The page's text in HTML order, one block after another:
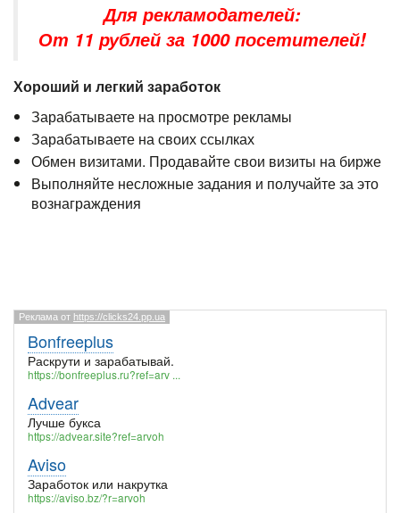
Для рекламодателей:
От 11 рублей за 1000 посетителей!
Хороший и легкий заработок
Зарабатываете на просмотре рекламы
Зарабатываете на своих ссылках
Обмен визитами. Продавайте свои визиты на бирже
Выполняйте несложные задания и получайте за это
вознаграждения
Реклама от https://clicks24.pp.ua
Bonfreeplus
Раскрути и зарабатывай.
https://bonfreeplus.ru?ref=arv ...
Advear
Лучше букса
https://advear.site?ref=arvoh
Aviso
Заработок или накрутка
https://aviso.bz/?r=arvoh